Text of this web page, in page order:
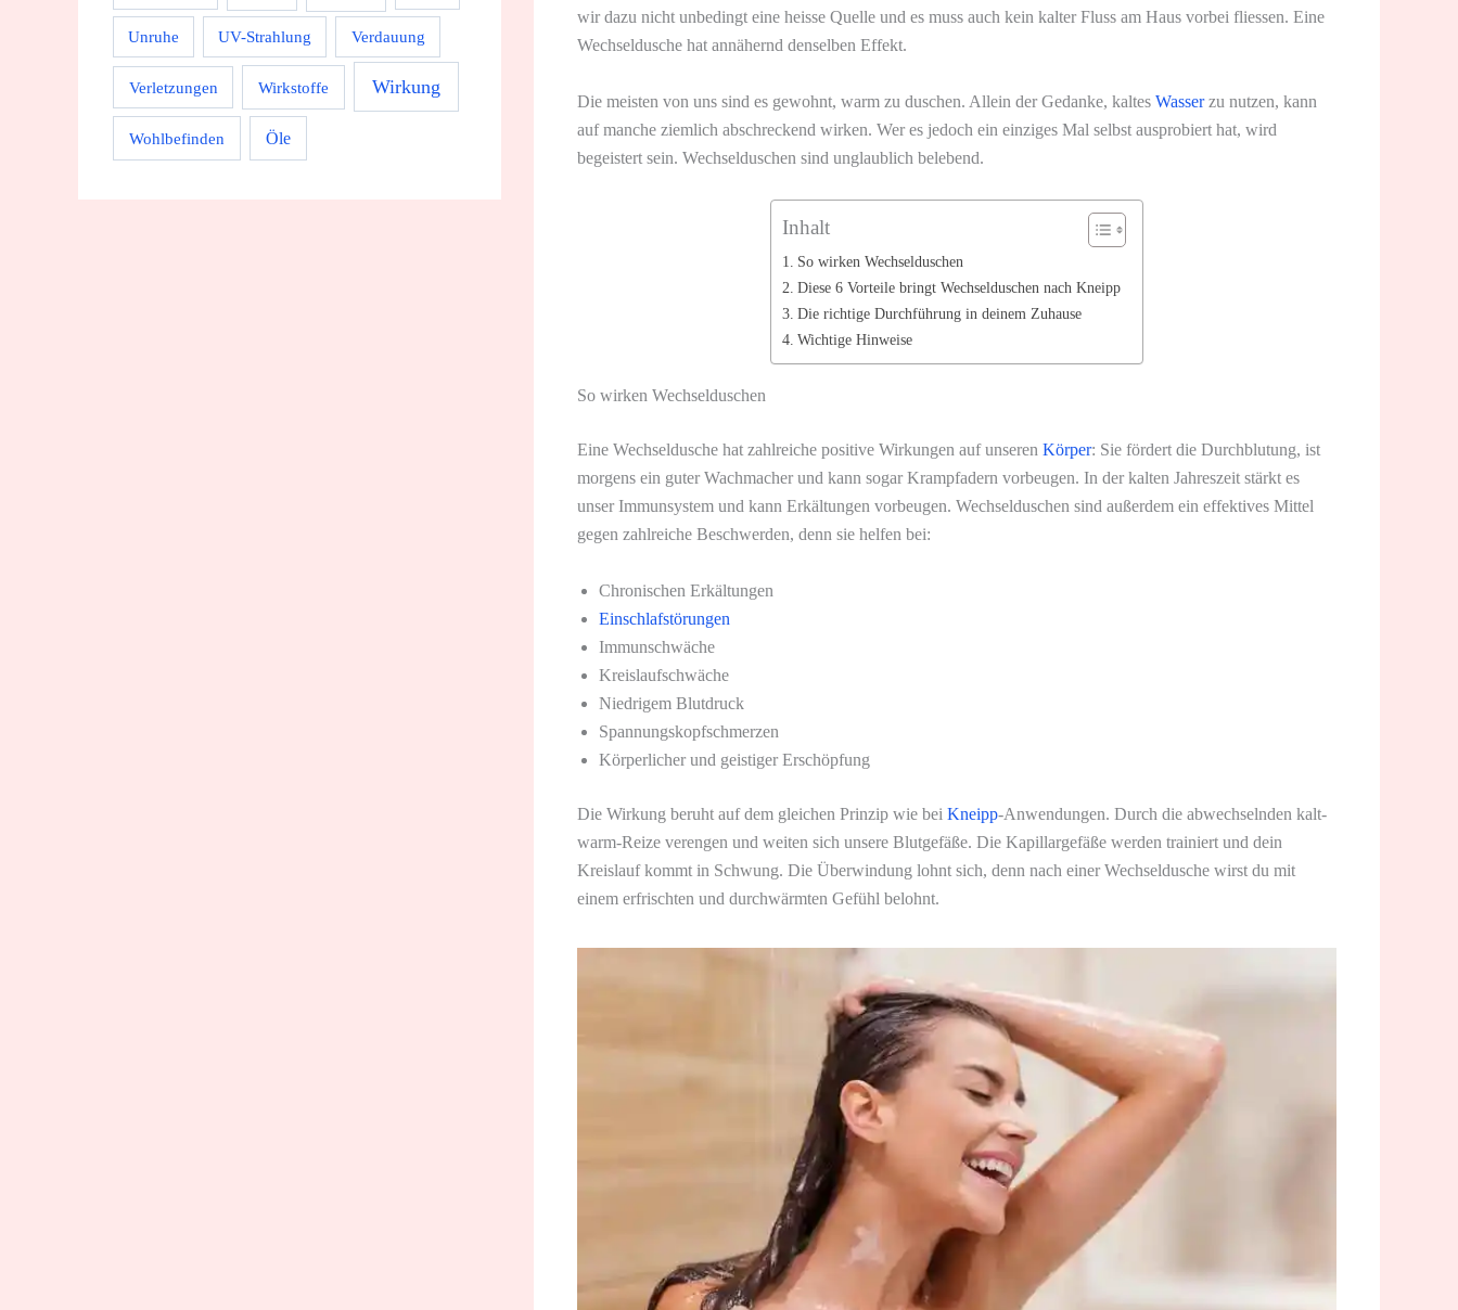
Unruhe UV-Strahlung Verdauung
Verletzungen Wirkstoffe Wirkung
Wohlbefinden Öle
wir dazu nicht unbedingt eine heisse Quelle und es muss auch kein kalter Fluss am Haus vorbei fliessen. Eine
Wechseldusche hat annähernd denselben Effekt.
Die meisten von uns sind es gewohnt, warm zu duschen. Allein der Gedanke, kaltes Wasserzu nutzen, kann
auf manche ziemlich abschreckend wirken. Wer es jedoch ein einziges Mal selbst ausprobiert hat, wird
begeistert sein. Wechselduschen sind unglaublich belebend.
Inhalt
So wirken Wechselduschen
Diese 6 Vorteile bringt Wechselduschen nach Kneipp
Die richtige Durchführung in deinem Zuhause
Wichtige Hinweise
So wirken Wechselduschen
Eine Wechseldusche hat zahlreiche positive Wirkungen auf unseren Körper: Sie fördert die Durchblutung, ist
morgens ein guter Wachmacher und kann sogar Krampfadern vorbeugen. In der kalten Jahreszeit stärkt es
unser Immunsystem und kann Erkältungen vorbeugen. Wechselduschen sind außerdem ein effektives Mittel
gegen zahlreiche Beschwerden, denn sie helfen bei:
Chronischen Erkältungen
Einschlafstörungen
Immunschwäche
Kreislaufschwäche
Niedrigem Blutdruck
Spannungskopfschmerzen
Körperlicher und geistiger Erschöpfung
Die Wirkung beruht auf dem gleichen Prinzip wie bei Kneipp-Anwendungen. Durch die abwechselnden kalt-
warm-Reize verengen und weiten sich unsere Blutgefäße. Die Kapillargefäße werden trainiert und dein
Kreislauf kommt in Schwung. Die Überwindung lohnt sich, denn nach einer Wechseldusche wirst du mit
einem erfrischten und durchwärmten Gefühl belohnt.